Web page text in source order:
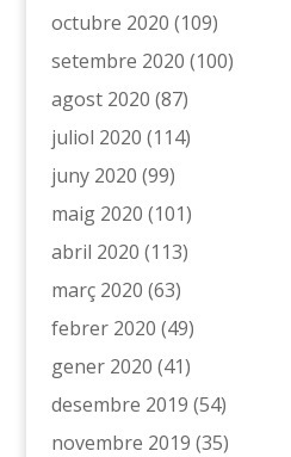
octubre 2020 (109)
setembre 2020 (100)
agost 2020 (87)
juliol 2020 (114)
juny 2020 (99)
maig 2020 (101)
abril 2020 (113)
març 2020 (63)
febrer 2020 (49)
gener 2020 (41)
desembre 2019 (54)
novembre 2019 (35)